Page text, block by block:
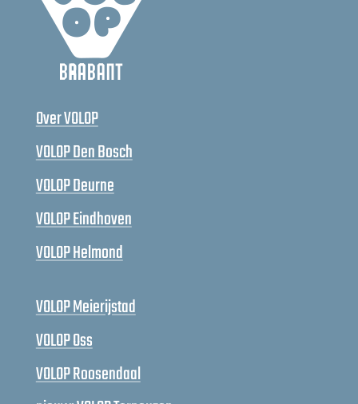
Over VOLOP
VOLOP Den Bosch
VOLOP Deurne
VOLOP Eindhoven
VOLOP Helmond
VOLOP Meierijstad
VOLOP Oss
VOLOP Roosendaal